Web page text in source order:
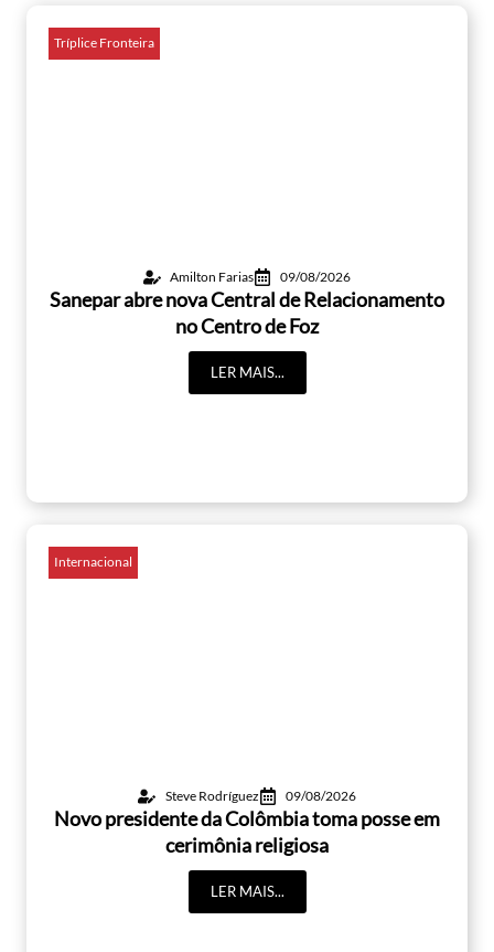
Tríplice Fronteira
Amilton Farias 09/08/2026
Sanepar abre nova Central de Relacionamento
no Centro de Foz
LER MAIS...
Internacional
Steve Rodríguez 09/08/2026
Novo presidente da Colômbia toma posse em
cerimônia religiosa
LER MAIS...